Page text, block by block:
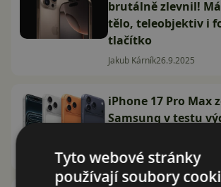
brutálně zlevnil!
tělo, teleobjektiv i
tlačítko
Jakub Kárník26.9.2025
iPhone 17 Pro Max
Samsung v testu
Jakub Kárník23.9.2025
Tyto webové stránky
používají soubory